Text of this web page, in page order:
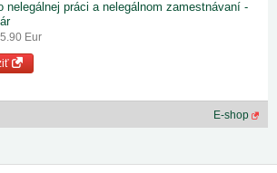
nelegálnej práci a nelegálnom zamestnávaní -
Eur
E-shop